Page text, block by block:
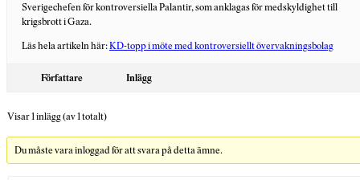
Sverigechefen för kontroversiella Palantir, som anklagas för medskyldighet till
krigsbrott i Gaza.
Läs hela artikeln här:KD-topp i möte med kontroversiellt övervakningsbolag
Författare Inlägg
Visar 1 inlägg (av 1 totalt)
Du måste vara inloggad för att svara på detta ämne.